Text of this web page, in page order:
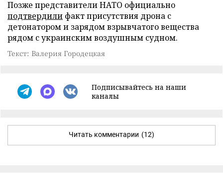
Позже представители НАТО официально
подтвердили факт присутствия дрона с
детонатором и зарядом взрывчатого вещества
рядом с украинским воздушным судном.
Текст: Валерия Городецкая
Подписывайтесь на наши
каналы
Читать комментарии (12)